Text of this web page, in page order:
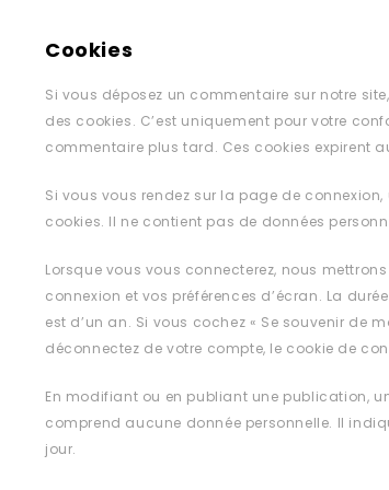
Cookies
Si vous déposez un commentaire sur notre
des cookies. C’est uniquement pour votre
commentaire plus tard. Ces cookies expirent
Si vous vous rendez sur la page de
cookies. Il ne contient pas de données
Lorsque vous vous connecterez, nous
connexion et vos préférences d’écran. La
est d’un an. Si vous cochez « Se souvenir de
déconnectez de votre compte, le cookie de
En modifiant ou en publiant une publication,
comprend aucune donnée personnelle. Il
jour.